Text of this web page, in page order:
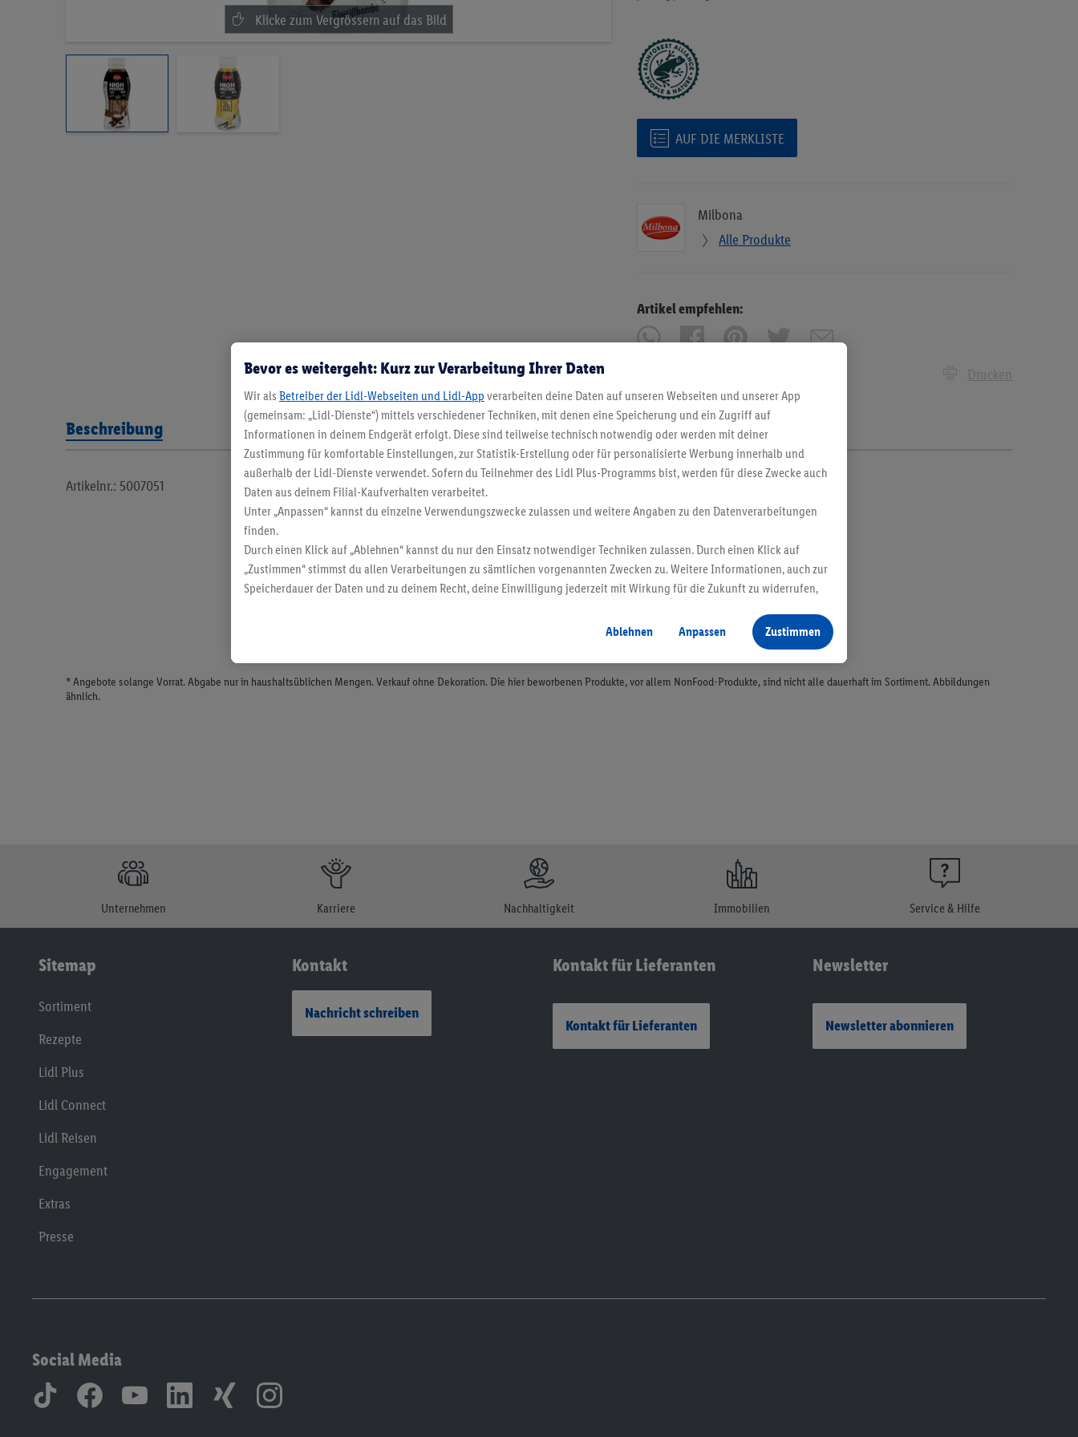
AUF DIE MERKLISTE
Milbona
Alle Produkte
Artikel empfehlen:
Drucken
Beschreibung
Artikelnr.: 5007051
* Angebote solange Vorrat. Abgabe nur in haushaltsüblichen Mengen. Verkauf ohne Dekoration. Die hier beworbenen Produkte, vor allem NonFood-Produkte, sind nicht alle dauerhaft im Sortiment. Abbildungen
ähnlich.
Unternehmen Karriere Nachhaltigkeit Immobilien Service & Hilfe
Sitemap
Sortiment
Rezepte
Lidl Plus
Lidl Connect
Lidl Reisen
Engagement
Extras
Presse
Kontakt
Nachricht schreiben
Kontakt für Lieferanten
Kontakt für Lieferanten
Newsletter
Newsletter abonnieren
Social Media
Bevor es weitergeht: Kurz zur Verarbeitung Ihrer Daten
Wir als Betreiber der Lidl-Webseiten und Lidl-App verarbeiten deine Daten auf unseren Webseiten und unserer App
(gemeinsam: „Lidl-Dienste“) mittels verschiedener Techniken, mit denen eine Speicherung und ein Zugriff auf
Informationen in deinem Endgerät erfolgt. Diese sind teilweise technisch notwendig oder werden mit deiner
Zustimmung für komfortable Einstellungen, zur Statistik-Erstellung oder für personalisierte Werbung innerhalb und
außerhalb der Lidl-Dienste verwendet. Sofern du Teilnehmer des Lidl Plus-Programms bist, werden für diese Zwecke auch
Daten aus deinem Filial-Kaufverhalten verarbeitet.
Unter „Anpassen“ kannst du einzelne Verwendungszwecke zulassen und weitere Angaben zu den Datenverarbeitungen
finden.
Durch einen Klick auf „Ablehnen“ kannst du nur den Einsatz notwendiger Techniken zulassen. Durch einen Klick auf
„Zustimmen“ stimmst du allen Verarbeitungen zu sämtlichen vorgenannten Zwecken zu. Weitere Informationen, auch zur
Speicherdauer der Daten und zu deinem Recht, deine Einwilligung jederzeit mit Wirkung für die Zukunft zu widerrufen,
Ablehnen
Anpassen Zustimmen